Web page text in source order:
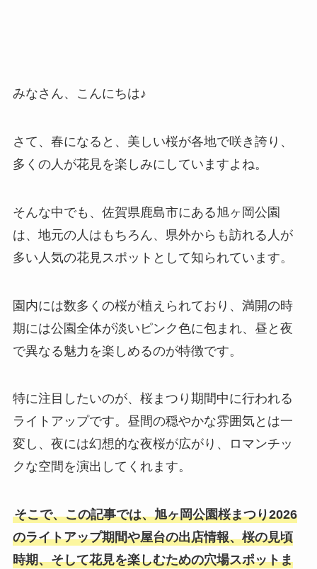
みなさん、こんにちは♪
さて、春になると、美しい桜が各地で咲き誇り、
多くの人が花見を楽しみにしていますよね。
そんな中でも、佐賀県鹿島市にある旭ヶ岡公園
は、地元の人はもちろん、県外からも訪れる人が
多い人気の花見スポットとして知られています。
園内には数多くの桜が植えられており、満開の時
期には公園全体が淡いピンク色に包まれ、昼と夜
で異なる魅力を楽しめるのが特徴です。
特に注目したいのが、桜まつり期間中に行われる
ライトアップです。昼間の穏やかな雰囲気とは一
変し、夜には幻想的な夜桜が広がり、ロマンチッ
クな空間を演出してくれます。
そこで、この記事では、旭ヶ岡公園桜まつり2026
のライトアップ期間や屋台の出店情報、桜の見頃
時期、そして花見を楽しむための穴場スポットま